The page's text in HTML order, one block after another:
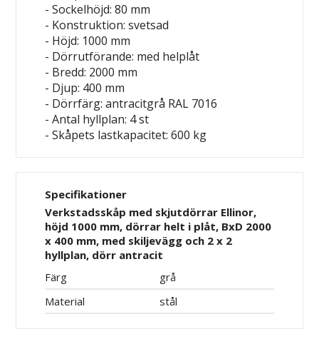
- Sockelhöjd: 80 mm
- Konstruktion: svetsad
- Höjd: 1000 mm
- Dörrutförande: med helplåt
- Bredd: 2000 mm
- Djup: 400 mm
- Dörrfärg: antracitgrå RAL 7016
- Antal hyllplan: 4 st
- Skåpets lastkapacitet: 600 kg
Specifikationer
Verkstadsskåp med skjutdörrar Ellinor,
höjd 1000 mm, dörrar helt i plåt, BxD 2000
x 400 mm, med skiljevägg och 2 x 2
hyllplan, dörr antracit
Färg
grå
Material
stål